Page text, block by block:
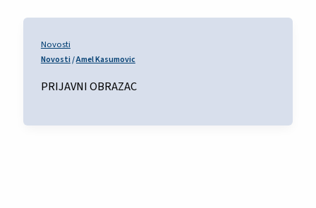
Novosti
Novosti/Amel Kasumovic
PRIJAVNI OBRAZAC